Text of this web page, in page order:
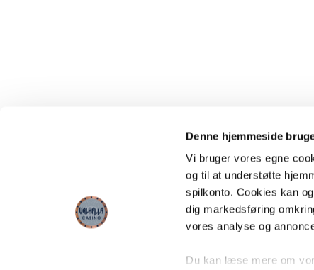
Denne hjemmeside
Vi bruger vores egne
og til at understøtte
spilkonto. Cookies kan
dig markedsføring
vores analyse og
Du kan læse mere om